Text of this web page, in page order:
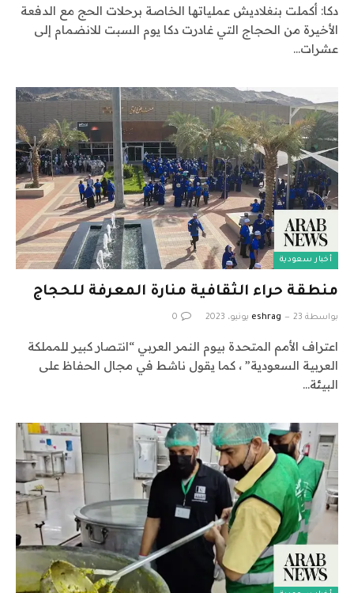
دكا: أكملت بنغلاديش عملياتها الخاصة برحلات الحج مع الدفعة
الأخيرة من الحجاج التي غادرت دكا يوم السبت للانضمام إلى
عشرات…
أخبار سعودية
منطقة حراء الثقافية منارة المعرفة للحجاج
بواسطة eshrag 23 يونيو، 2023 0
اعتراف الأمم المتحدة بيوم النمر العربي “انتصار كبير للمملكة
العربية السعودية” ، كما يقول ناشط في مجال الحفاظ على
البيئة…